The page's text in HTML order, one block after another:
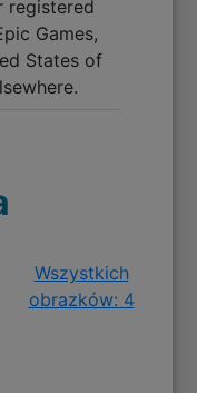
registered
Games,
States of
Wszystkich
obrazków: 4